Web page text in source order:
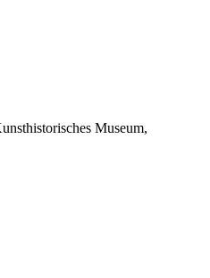
Museum,